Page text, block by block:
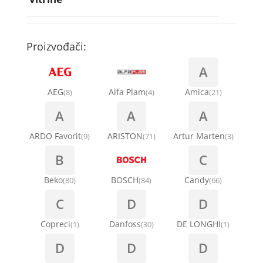
Ručice za vrata za veš mašinu
Šarke za veš mašine
Stakla i okviri vrata za veš mašinu
Termostati i hidrostati za veš mašine
Točkići za sudo mašine
Kompresori za klima uređaje
Kondenz creva
Nosači za klimu
Ostali materijal za montažu klima uređaja
Proizvođači:
AEG(8) Alfa Plam(4)
A
Amica(21)
A
ARDO Favorit(9)
A
ARISTON(71)
A
Artur Marten(3)
B
Beko(80) BOSCH(84)
C
Candy(66)
C
Copreci(1)
D
Danfoss(30)
D
DE LONGHI(1)
D D D